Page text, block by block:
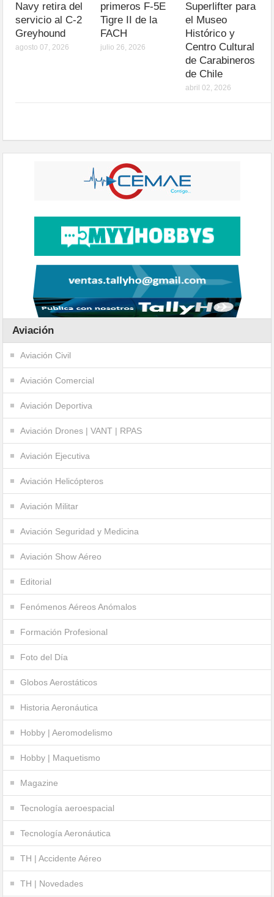
Navy retira del
servicio al C-2
Greyhound
agosto 07, 2026
primeros F-5E
Tigre II de la
FACH
julio 26, 2026
Superlifter para
el Museo
Histórico y
Centro Cultural
de Carabineros
de Chile
abril 02, 2026
Aviación
Aviación Civil
Aviación Comercial
Aviación Deportiva
Aviación Drones | VANT | RPAS
Aviación Ejecutiva
Aviación Helicópteros
Aviación Militar
Aviación Seguridad y Medicina
Aviación Show Aéreo
Editorial
Fenómenos Aéreos Anómalos
Formación Profesional
Foto del Día
Globos Aerostáticos
Historia Aeronáutica
Hobby | Aeromodelismo
Hobby | Maquetismo
Magazine
Tecnología aeroespacial
Tecnología Aeronáutica
TH | Accidente Aéreo
TH | Novedades